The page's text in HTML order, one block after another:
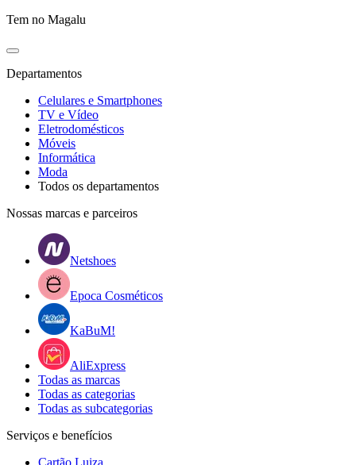
Tem no Magalu
Departamentos
Celulares e Smartphones
TV e Vídeo
Eletrodomésticos
Móveis
Informática
Moda
Todos os departamentos
Nossas marcas e parceiros
Netshoes
Epoca Cosméticos
KaBuM!
AliExpress
Todas as marcas
Todas as categorias
Todas as subcategorias
Serviços e benefícios
Cartão Luiza